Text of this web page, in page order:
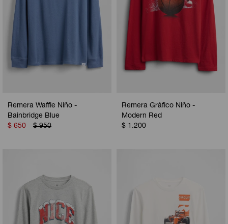
Remera Waffle Niño -
Bainbridge Blue
$ 650 $ 950
Remera Gráfico Niño -
Modern Red
$ 1.200